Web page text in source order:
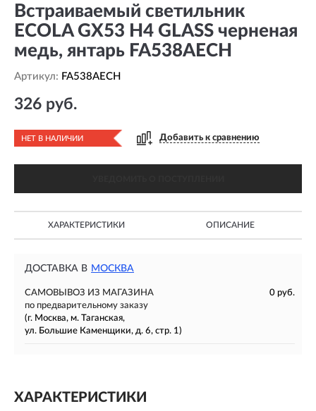
Встраиваемый светильник
ECOLA GX53 H4 GLASS черненая
медь, янтарь FA538AECH
Артикул: FA538AECH
326 руб.
НЕТ В НАЛИЧИИ Добавить к сравнению
ХАРАКТЕРИСТИКИ ОПИСАНИЕ
ДОСТАВКА В МОСКВА
САМОВЫВОЗ ИЗ МАГАЗИНА
0 руб.
по предварительному заказу
(г. Москва, м. Таганская,
ул. Большие Каменщики, д. 6, стр. 1)
ХАРАКТЕРИСТИКИ